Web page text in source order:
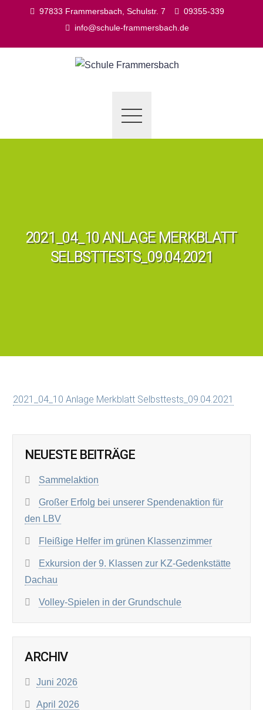
97833 Frammersbach, Schulstr. 7
09355-339
info@schule-frammersbach.de
2021_04_10 ANLAGE MERKBLATT
SELBSTTESTS_09.04.2021
2021_04_10 Anlage Merkblatt Selbsttests_09.04.2021
NEUESTE BEITRÄGE
Sammelaktion
Großer Erfolg bei unserer Spendenaktion für
den LBV
Fleißige Helfer im grünen Klassenzimmer
Exkursion der 9. Klassen zur KZ-Gedenkstätte
Dachau
Volley-Spielen in der Grundschule
ARCHIV
Juni 2026
April 2026